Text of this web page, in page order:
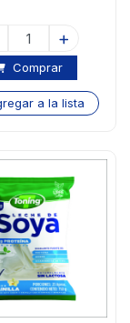
Comprar
a la lista